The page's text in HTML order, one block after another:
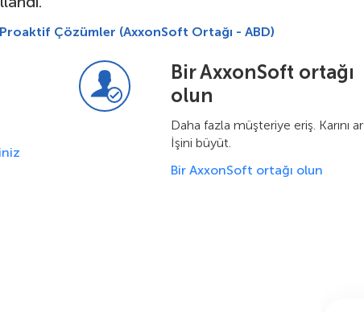
Çözümler (AxxonSoft Ortağı - ABD)
Bir AxxonSoft ortağı
olun
Daha fazla müşteriye eriş. Karını
İşini büyüt.
Bir AxxonSoft ortağı olun